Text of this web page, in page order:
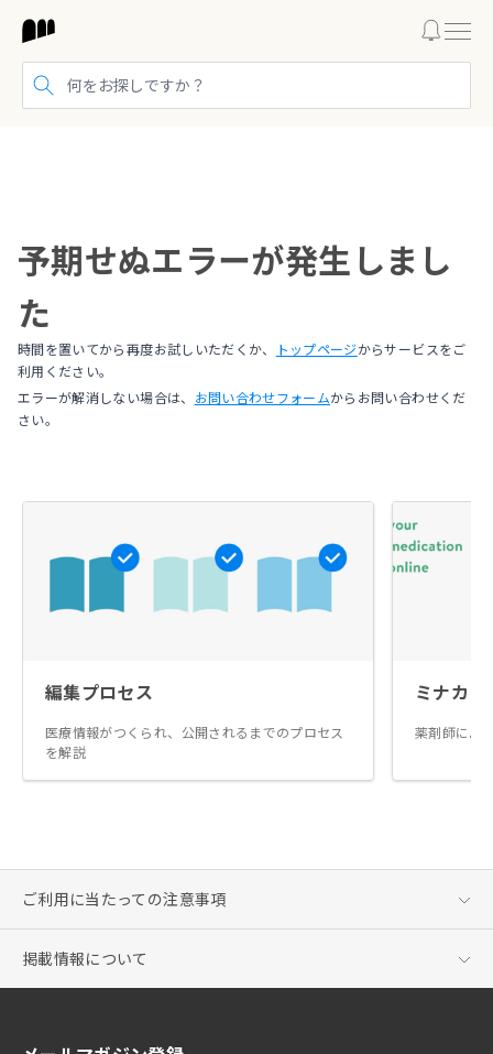
検索する
予期せぬエラーが発生しまし
た
時間を置いてから再度お試しいただくか、 トップページからサービスをご
利用ください。
エラーが解消しない場合は、 お問い合わせフォームからお問い合わせくだ
さい。
編集プロセス
医療情報がつくられ、公開されるまでのプロセス
を解説
ミナカ
薬剤師によ
ご利用に当たっての注意事項
掲載情報について